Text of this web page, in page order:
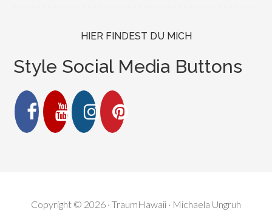
HIER FINDEST DU MICH
Style Social Media Buttons
Copyright © 2026 · TraumHawaii · Michaela Ungruh